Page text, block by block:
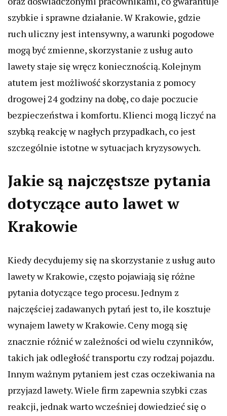
szybkie i sprawne działanie. W Krakowie, gdzie
ruch uliczny jest intensywny, a warunki pogodowe
mogą być zmienne, skorzystanie z usług auto
lawety staje się wręcz koniecznością. Kolejnym
atutem jest możliwość skorzystania z pomocy
drogowej 24 godziny na dobę, co daje poczucie
bezpieczeństwa i komfortu. Klienci mogą liczyć na
szybką reakcję w nagłych przypadkach, co jest
szczególnie istotne w sytuacjach kryzysowych.
Jakie są najczęstsze pytania
dotyczące auto lawet w
Krakowie
Kiedy decydujemy się na skorzystanie z usług auto
lawety w Krakowie, często pojawiają się różne
pytania dotyczące tego procesu. Jednym z
najczęściej zadawanych pytań jest to, ile kosztuje
wynajem lawety w Krakowie. Ceny mogą się
znacznie różnić w zależności od wielu czynników,
takich jak odległość transportu czy rodzaj pojazdu.
Innym ważnym pytaniem jest czas oczekiwania na
przyjazd lawety. Wiele firm zapewnia szybki czas
reakcji, jednak warto wcześniej dowiedzieć się o